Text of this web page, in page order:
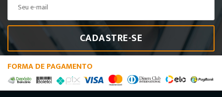
CADASTRE-SE
FORMA DE PAGAMENTO